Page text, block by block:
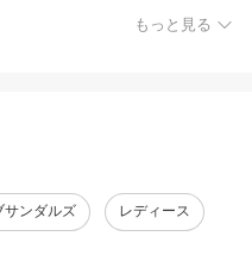
もっと見る
サンダルズ レディース